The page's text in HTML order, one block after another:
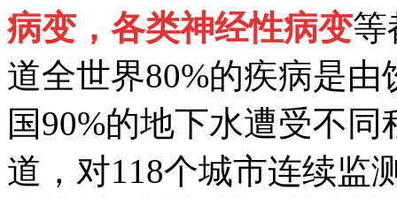
病变，各类神经性病变等
道全世界80%的疾病是
国90%的地下水遭受不
道，对118个城市连续监